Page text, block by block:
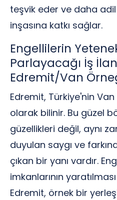
teşvik eder ve daha
inşasına katkı sağlar.
Engellilerin
Parlayacağı İş
Edremit/Van
Edremit, Türkiye'nin
olarak bilinir. Bu güzel
güzellikleri değil, aynı
duyulan saygı ve
çıkan bir yanı vardır.
imkanlarının
Edremit, örnek bir